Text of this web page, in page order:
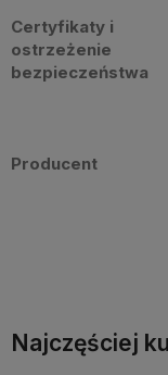
Certyfikaty i
ostrzeżenie
bezpieczeństwa
Producent
Najczęściej